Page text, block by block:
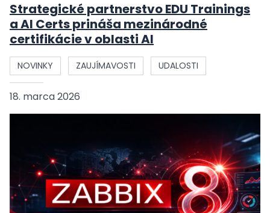
Strategické partnerstvo EDU Trainings
a AI Certs prináša mezinárodné
certifikácie v oblasti AI
NOVINKY ZAUJÍMAVOSTI UDALOSTI
18. marca 2026